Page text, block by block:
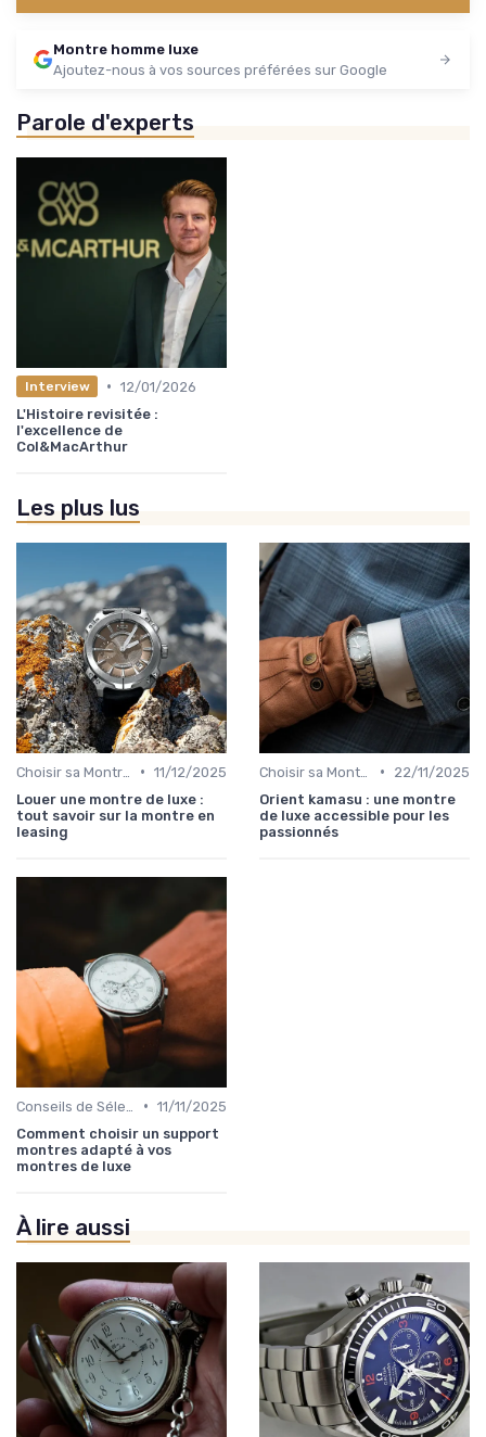
Montre homme luxe
Ajoutez-nous à vos sources préférées sur Google
Parole d'experts
Interview • 12/01/2026
L'Histoire revisitée :
l'excellence de
Col&MacArthur
Les plus lus
• 11/12/2025
Louer une montre de luxe :
tout savoir sur la montre en
leasing
•
22/11/2025
Orient kamasu : une montre
de luxe accessible pour les
passionnés
• 11/11/2025
Comment choisir un support
montres adapté à vos
montres de luxe
À lire aussi